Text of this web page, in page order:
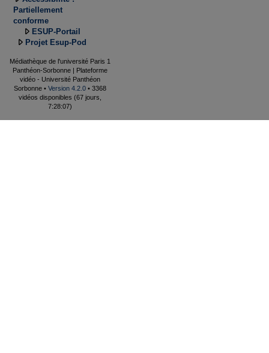
Partiellement
conforme
ESUP-Portail
Projet Esup-Pod
Médiathèque de l'université Paris 1
Panthéon-Sorbonne | Plateforme
vidéo - Université Panthéon
Sorbonne • Version 4.2.0 • 3368
vidéos disponibles (67 jours,
7:28:07)